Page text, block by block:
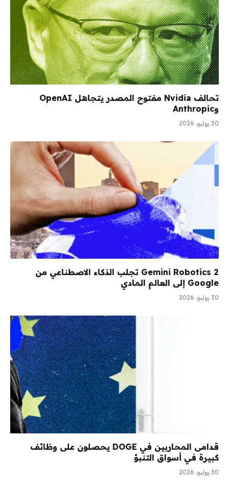
تحالف Nvidia مفتوح المصدر يتجاهل OpenAI
وAnthropic
30 يوليو، 2026
Gemini Robotics 2 تجلب الذكاء الاصطناعي من
Google إلى العالم المادي
30 يوليو، 2026
قدامى المحاربين في DOGE يحصلون على وظائف
كبيرة في أسواق التنبؤ
30 يوليو، 2026